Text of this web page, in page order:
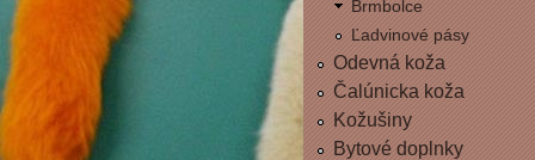
Brmbolce
Ľadvinové pásy
Odevná koža
Čalúnicka koža
Kožušiny
Bytové doplnky